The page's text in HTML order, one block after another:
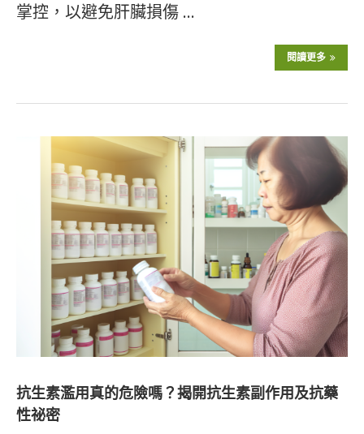
掌控，以避免肝臟損傷 …
閱讀更多
抗生素濫用真的危險嗎？揭開抗生素副作用及抗藥
性祕密